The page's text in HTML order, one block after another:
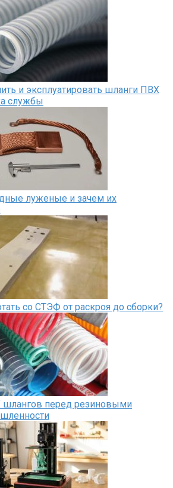
и эксплуатировать шланги ПВХ
службы
луженые и зачем их
со СТЭФ от раскроя до сборки?
перед резиновыми